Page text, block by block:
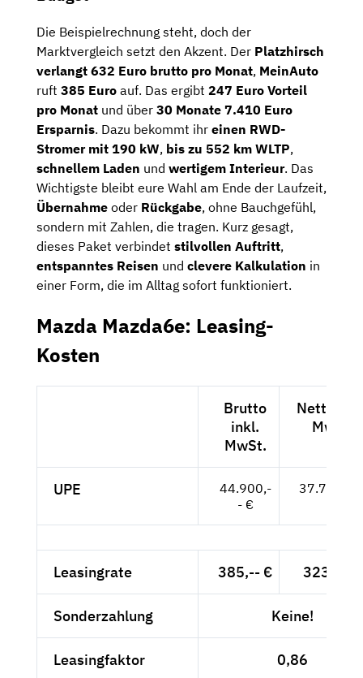
Die Beispielrechnung steht, doch der
Marktvergleich setzt den Akzent. Der Platzhirsch
verlangt 632 Euro brutto pro Monat, MeinAuto
ruft 385 Euro auf. Das ergibt 247 Euro Vorteil
pro Monat und über 30 Monate 7.410 Euro
Ersparnis. Dazu bekommt ihr einen RWD-
Stromer mit 190 kW, bis zu 552 km WLTP,
schnellem Laden und wertigem Interieur. Das
Wichtigste bleibt eure Wahl am Ende der Laufzeit,
Übernahme oder Rückgabe, ohne Bauchgefühl,
sondern mit Zahlen, die tragen. Kurz gesagt,
dieses Paket verbindet stilvollen Auftritt,
entspanntes Reisen und clevere Kalkulation in
einer Form, die im Alltag sofort funktioniert.
Mazda Mazda6e: Leasing-
Kosten
Brutto
inkl.
MwSt.
Netto
MwSt.
UPE
44.900,-
- €
37.731,--
Leasingrate 385,-- € 323,53 €
Sonderzahlung Keine!
Leasingfaktor 0,86